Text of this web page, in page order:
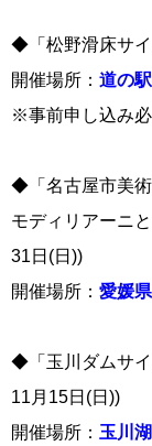
◆「松野滑床サ
開催場所： 道の
※事前申し込み必
◆「名古屋市美
モディリアーニ
31日(日))
開催場所： 愛媛
◆「玉川ダムサイ
11月15日(日))
開催場所： 玉川